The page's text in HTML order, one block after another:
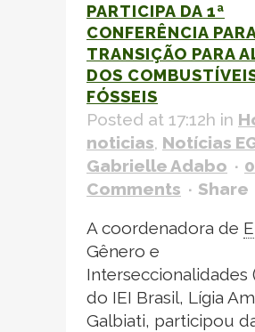
PARTICIPA DA 1ª
CONFERÊNCIA
TRANSIÇÃO PARA
DOS
FÓSSEIS
Posted at 17:12h in
noticias, Notícias
Gabrielle Adabo
0
Comments
Share
A coordenadora de
Gênero e
Interseccionalidades
do IEI Brasil, Lígia
Galbiati, participou